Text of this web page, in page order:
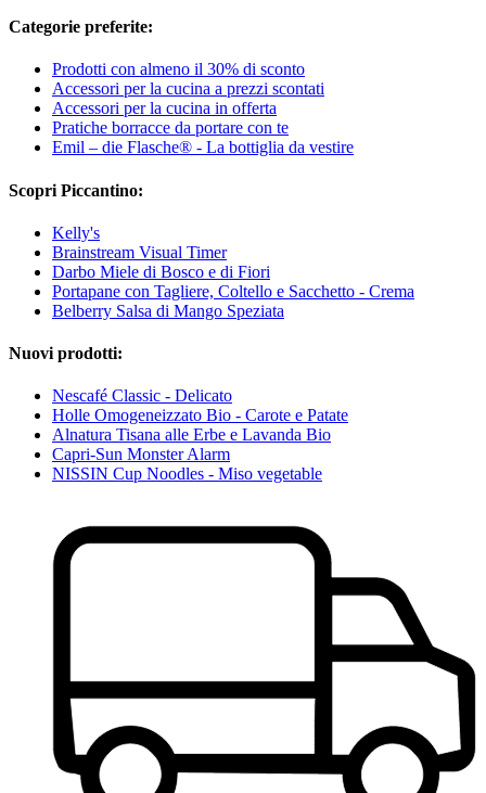
Categorie preferite:
Prodotti con almeno il 30% di sconto
Accessori per la cucina a prezzi scontati
Accessori per la cucina in offerta
Pratiche borracce da portare con te
Emil – die Flasche® - La bottiglia da vestire
Scopri Piccantino:
Kelly's
Brainstream Visual Timer
Darbo Miele di Bosco e di Fiori
Portapane con Tagliere, Coltello e Sacchetto - Crema
Belberry Salsa di Mango Speziata
Nuovi prodotti:
Nescafé Classic - Delicato
Holle Omogeneizzato Bio - Carote e Patate
Alnatura Tisana alle Erbe e Lavanda Bio
Capri-Sun Monster Alarm
NISSIN Cup Noodles - Miso vegetable